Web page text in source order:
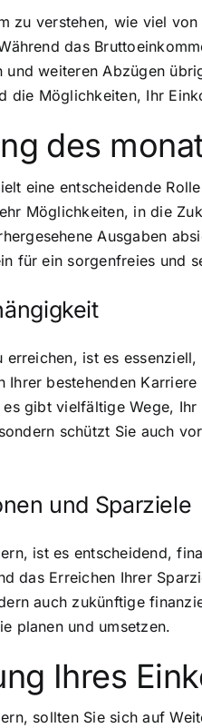
zu verstehen, wie viel
das
weiteren Abzügen
die Möglichkeiten, Ihr
des
eine entscheidende
Möglichkeiten, in die
Ausgaben
für ein sorgenfreies und
ist es
bestehenden
gibt vielfältige Wege,
schützt Sie auch
und Sparziele
ist es entscheidend,
das Erreichen Ihrer
auch zukünftige
planen und umsetzen.
Ihres
sollten Sie sich auf